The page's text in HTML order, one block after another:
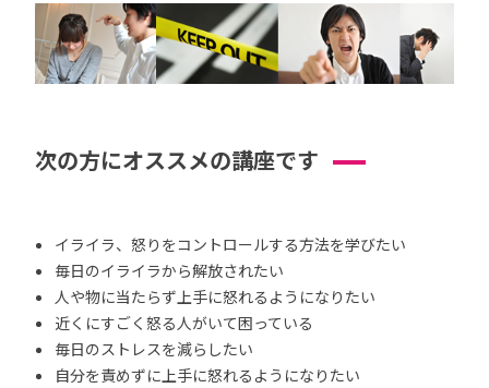
次の方にオススメの講座です
イライラ、怒りをコントロールする方法を学びたい
毎日のイライラから解放されたい
人や物に当たらず上手に怒れるようになりたい
近くにすごく怒る人がいて困っている
毎日のストレスを減らしたい
自分を責めずに上手に怒れるようになりたい